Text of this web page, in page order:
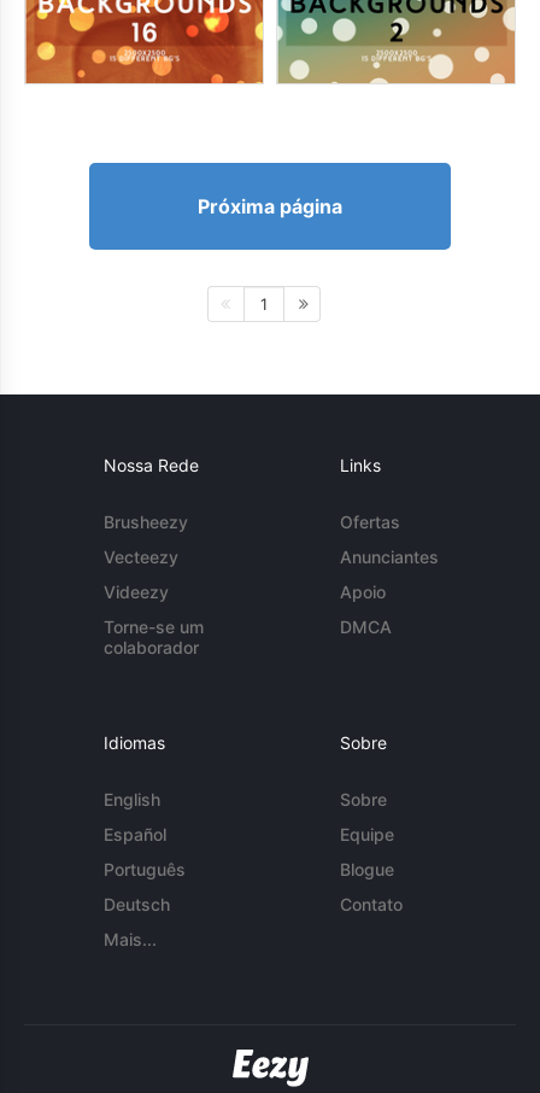
Próxima página
1
Nossa Rede
Brusheezy
Vecteezy
Videezy
Torne-se um
colaborador
Links
Ofertas
Anunciantes
Apoio
DMCA
Idiomas
English
Español
Português
Deutsch
Mais...
Sobre
Sobre
Equipe
Blogue
Contato